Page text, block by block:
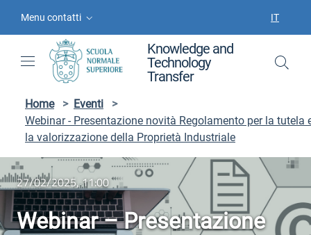
Menu contatti IT
Knowledge and
Technology
Transfer
Home > Eventi
>
Webinar - Presentazione novità Regolamento per la tutela
la valorizzazione della Proprietà Industriale
27/02/2025, 11:00
Webinar – Presentazione